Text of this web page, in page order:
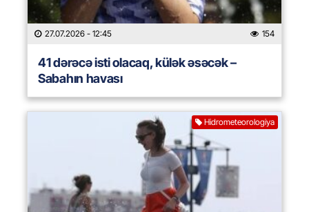
27.07.2026 - 12:45 154
41 dərəcə isti olacaq, külək əsəcək –
Sabahın havası
Hidrometeorologiya